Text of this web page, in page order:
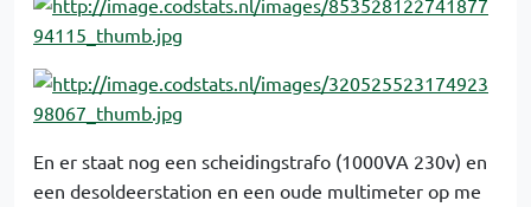
En er staat nog een scheidingstrafo (1000VA 230v) en
een desoldeerstation en een oude multimeter op me